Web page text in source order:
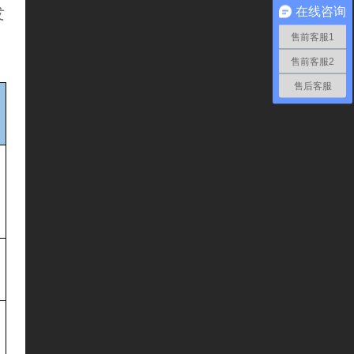
在线咨询
售前客服1
售前客服2
售后客服